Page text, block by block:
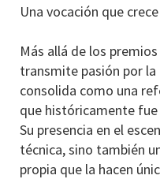
Una vocación que crece
Más allá de los
transmite pasión por
consolida como una
que históricamente
Su presencia en el
técnica, sino también
propia que la hacen